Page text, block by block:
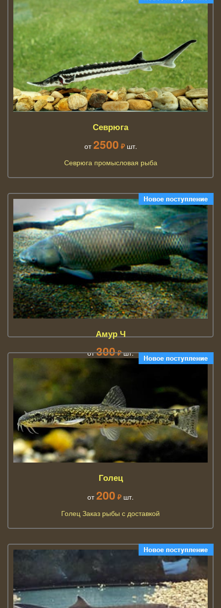
Севрюга
от 2500 ₽ шт.
Севрюга промысловая рыба
Амур Ч
от 300 ₽ шт.
Амур Ч Промысловая рыба
Голец
от 200 ₽ шт.
Голец Заказ рыбы с доставкой